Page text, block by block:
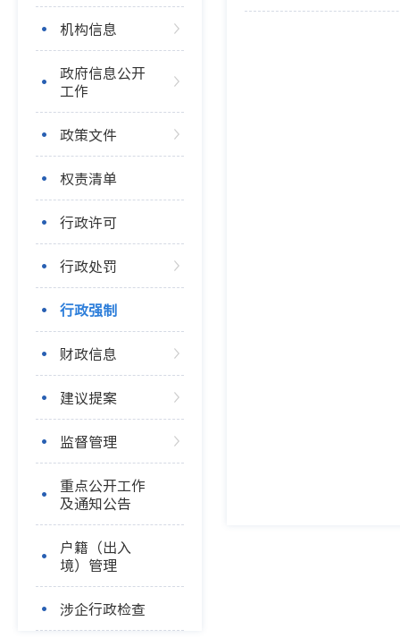
机构信息
政府信息公开
工作
政策文件
权责清单
行政许可
行政处罚
行政强制
财政信息
建议提案
监督管理
重点公开工作
及通知公告
户籍（出入
境）管理
涉企行政检查